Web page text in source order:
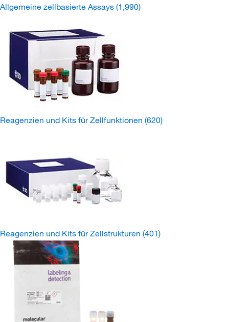
Allgemeine zellbasierte Assays (1,990)
Reagenzien und Kits für Zellfunktionen (620)
Reagenzien und Kits für Zellstrukturen (401)